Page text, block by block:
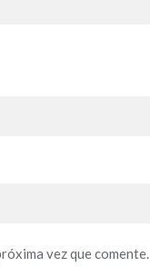
vez que comente.